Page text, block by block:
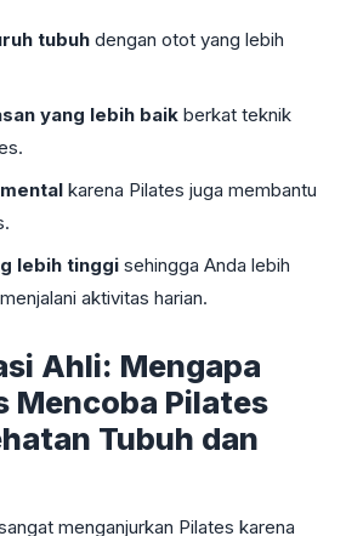
tubuh dengan otot yang lebih
yang lebih baik berkat teknik
karena Pilates juga membantu
lebih tinggi sehingga Anda lebih
aktivitas harian.
Ahli: Mengapa
Mencoba Pilates
Tubuh dan
menganjurkan Pilates karena